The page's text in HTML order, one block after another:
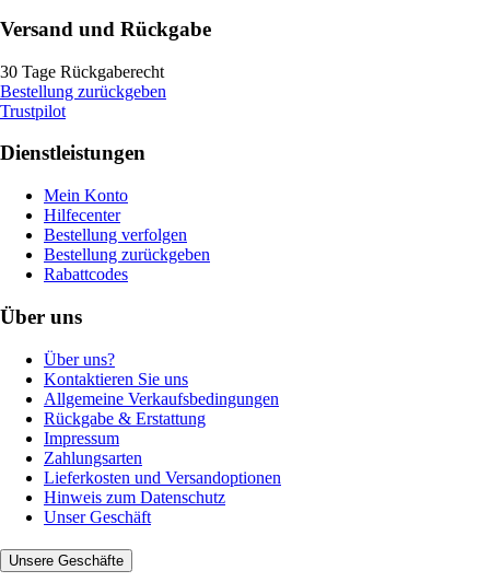
Versand und Rückgabe
30 Tage Rückgaberecht
Bestellung zurückgeben
Trustpilot
Dienstleistungen
Mein Konto
Hilfecenter
Bestellung verfolgen
Bestellung zurückgeben
Rabattcodes
Über uns
Über uns?
Kontaktieren Sie uns
Allgemeine Verkaufsbedingungen
Rückgabe & Erstattung
Impressum
Zahlungsarten
Lieferkosten und Versandoptionen
Hinweis zum Datenschutz
Unser Geschäft
Unsere Geschäfte